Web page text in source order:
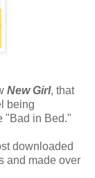
New Girl, that
being
"Bad in Bed."
downloaded
and made over